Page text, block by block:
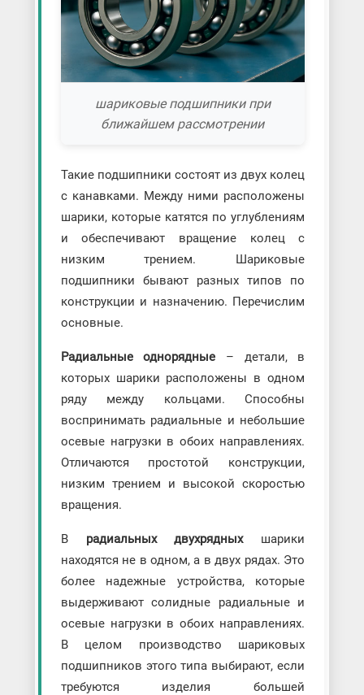
шариковые подшипники при
ближайшем рассмотрении
Такие подшипники состоят из двух колец
с канавками. Между ними расположены
шарики, которые катятся по углублениям
и обеспечивают вращение колец с
низким трением. Шариковые
подшипники бывают разных типов по
конструкции и назначению. Перечислим
основные.
Радиальные однорядные – детали, в
которых шарики расположены в одном
ряду между кольцами. Способны
воспринимать радиальные и небольшие
осевые нагрузки в обоих направлениях.
Отличаются простотой конструкции,
низким трением и высокой скоростью
вращения.
В радиальных двухрядныхшарики
находятся не в одном, а в двух рядах. Это
более надежные устройства, которые
выдерживают солидные радиальные и
осевые нагрузки в обоих направлениях.
В целом производство шариковых
подшипников этого типа выбирают, если
требуются изделия большей